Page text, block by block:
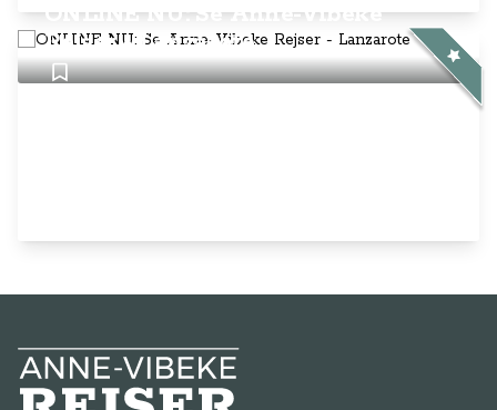
ONLINE NU: Se Anne-Vibeke
Rejser - Lanzarote
Anne-Vibeke Rejser